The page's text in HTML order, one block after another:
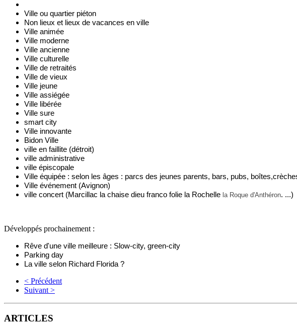
Ville ou quartier piéton
Non lieux et lieux de vacances en ville
Ville animée
Ville moderne
Ville ancienne
Ville culturelle
Ville de retraités
Ville de vieux
Ville jeune
Ville assiégée
Ville libérée
Ville sure
smart city
Ville innovante
Bidon Ville
ville en faillite (détroit)
ville administrative
ville épiscopale
Ville équipée : selon les âges : parcs des jeunes parents, bars, pubs,
Ville événement (Avignon)
ville concert (Marcillac la chaise dieu franco folie la Rochelle la Roque d'Anthéron. ...)
Développés prochainement :
Rêve d'une ville meilleure : Slow-city, green-city
Parking day
La ville selon Richard Florida ?
< Précédent
Suivant >
ARTICLES